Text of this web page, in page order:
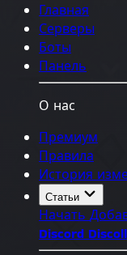
Главная
Серверы
Боты
Панель
О нас
Премиум
Правила
История
Статьи
Начать
Discord